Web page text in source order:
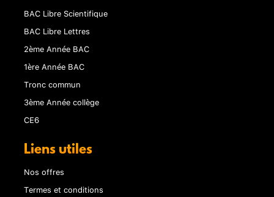
BAC Libre Scientifique
BAC Libre Lettres
2ème Année BAC
1ère Année BAC
Tronc commun
3ème Année collège
CE6
Liens utiles
Nos offres
Termes et conditions